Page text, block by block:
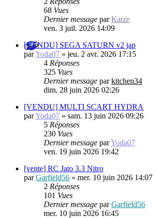
68 Vues
Dernier message parKatze
ven. 3 juil. 2026 14:09
[VENDU] SEGA SATURN v2 jap
parYoda07 » jeu. 2 avr. 2026 17:15
4 Réponses
325 Vues
Dernier message parkitchen34
dim. 28 juin 2026 02:26
[VENDU] MULTI SCART HYDRA
parYoda07 » sam. 13 juin 2026 09:26
5 Réponses
230 Vues
Dernier message parYoda07
ven. 19 juin 2026 19:42
[vente] RC Jato 3.3 Nitro
parGarfield56 » mer. 10 juin 2026 14:07
2 Réponses
101 Vues
Dernier message parGarfield56
mer. 10 juin 2026 16:45